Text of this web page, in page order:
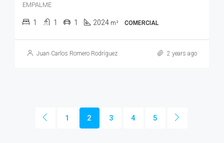
EMPALME
1 1 1 2024 m² COMERCIAL
Juan Carlos Romero Rodríguez 2 years ago
1 2 3 4 5